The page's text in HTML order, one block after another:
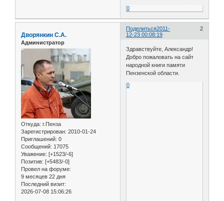
0
Поделиться 2
2011-
12-23 00:08:19
Дворянкин С.А.
Администратор
Откуда: г.Пенза
Зарегистрирован: 2010-01-24
Приглашений: 0
Сообщений: 17075
Уважение: [+1523/-6]
Позитив: [+5483/-0]
Провел на форуме:
9 месяцев 22 дня
Последний визит:
2026-07-08 15:06:26
Здравствуйте, Александр!
Добро пожаловать на сайт
народной книги памяти
Пензенской области.
0